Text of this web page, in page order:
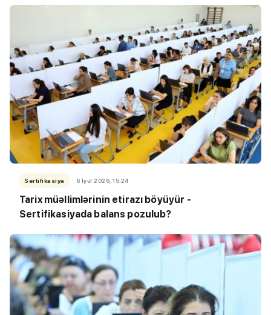
Sertifikasiya 6 İyul 2026, 15:24
Tarix müəllimlərinin etirazı böyüyür -
Sertifikasiyada balans pozulub?